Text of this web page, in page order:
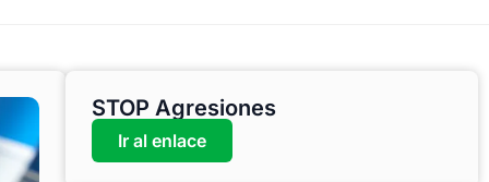
STOP Agresiones
Ir al enlace